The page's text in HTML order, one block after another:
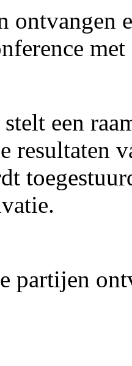
ontvangen
een
resultaten
partijen